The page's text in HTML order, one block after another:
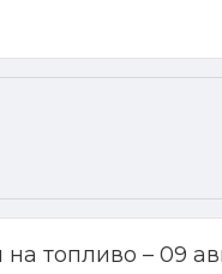
топливо – 09